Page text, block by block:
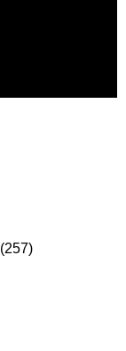
(257)